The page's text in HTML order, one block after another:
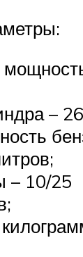
–
– 10/25